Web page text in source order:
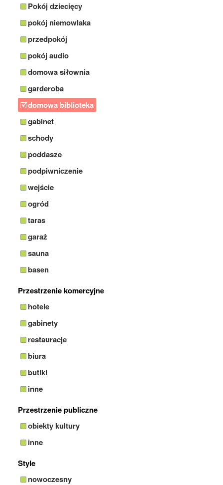
Pokój dziecięcy
pokój niemowlaka
przedpokój
pokój audio
domowa siłownia
garderoba
domowa biblioteka
gabinet
schody
poddasze
podpiwniczenie
wejście
ogród
taras
garaż
sauna
basen
Przestrzenie komercyjne
hotele
gabinety
restauracje
biura
butiki
inne
Przestrzenie publiczne
obiekty kultury
inne
Style
nowoczesny